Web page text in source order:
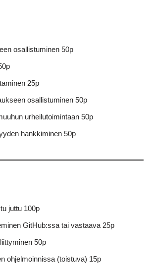
osallistuminen 50p
25p
osallistuminen 50p
urheilutoimintaan 50p
hankkiminen 50p
juttu 100p
GitHub:ssa tai vastaava 25p
50p
ohjelmoinnissa (toistuva) 15p